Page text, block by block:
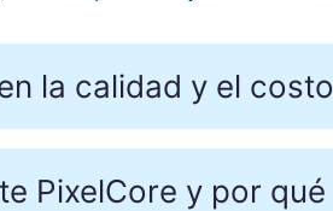
la calidad y el
PixelCore y por